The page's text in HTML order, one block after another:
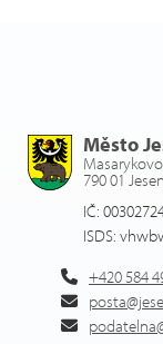
Město
790 01
IČ:
ISDS:
+420 584